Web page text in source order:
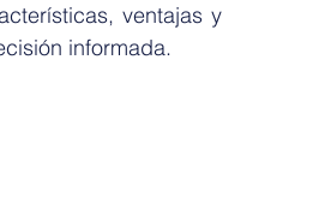
ventajas y
informada.